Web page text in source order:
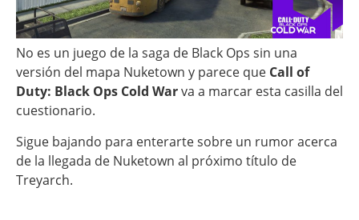
No es un juego de la saga de Black Ops sin una
versión del mapa Nuketown y parece que Call of
Duty: Black Ops Cold Warva a marcar esta casilla del
cuestionario.
Sigue bajando para enterarte sobre un rumor acerca
de la llegada de Nuketown al próximo título de
Treyarch.